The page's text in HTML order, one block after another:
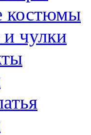
костюмы
и чулки